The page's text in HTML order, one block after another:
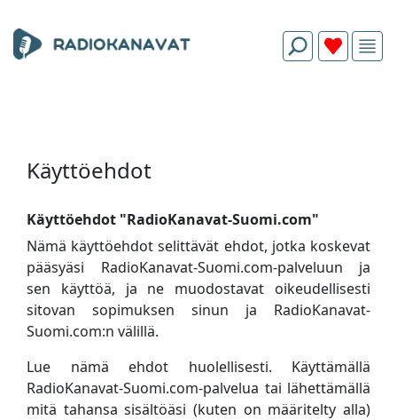
Käyttöehdot
Käyttöehdot "RadioKanavat-Suomi.com"
Nämä käyttöehdot selittävät ehdot, jotka koskevat
pääsyäsi RadioKanavat-Suomi.com-palveluun ja
sen käyttöä, ja ne muodostavat oikeudellisesti
sitovan sopimuksen sinun ja RadioKanavat-
Suomi.com:n välillä.
Lue nämä ehdot huolellisesti. Käyttämällä
RadioKanavat-Suomi.com-palvelua tai lähettämällä
mitä tahansa sisältöäsi (kuten on määritelty alla)